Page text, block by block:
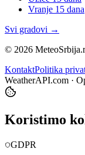
Vranje 15 dana
Svi gradovi →
© 2026
KontaktPolitika
WeatherAPI.com ·
Koristimo
GDPR